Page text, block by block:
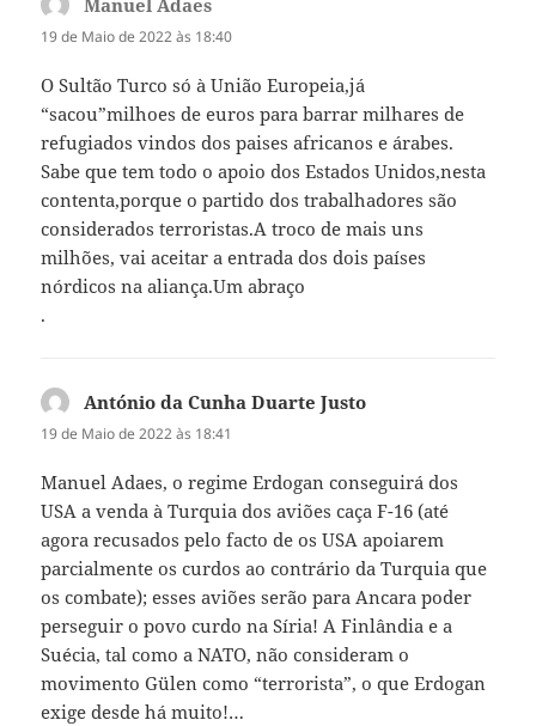
19 de Maio de 2022 às 18:40
O Sultão Turco só à União Europeia,já
“sacou”milhoes de euros para barrar milhares de
refugiados vindos dos paises africanos e árabes.
Sabe que tem todo o apoio dos Estados Unidos,nesta
contenta,porque o partido dos trabalhadores são
considerados terroristas.A troco de mais uns
milhões, vai aceitar a entrada dos dois países
nórdicos na aliança.Um abraço
.
António da Cunha Duarte Justo
19 de Maio de 2022 às 18:41
Manuel Adaes, o regime Erdogan conseguirá dos
USA a venda à Turquia dos aviões caça F-16 (até
agora recusados pelo facto de os USA apoiarem
parcialmente os curdos ao contrário da Turquia que
os combate); esses aviões serão para Ancara poder
perseguir o povo curdo na Síria! A Finlândia e a
Suécia, tal como a NATO, não consideram o
movimento Gülen como “terrorista”, o que Erdogan
exige desde há muito!…